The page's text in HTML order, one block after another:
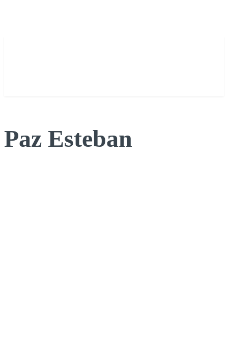
Paz Esteban